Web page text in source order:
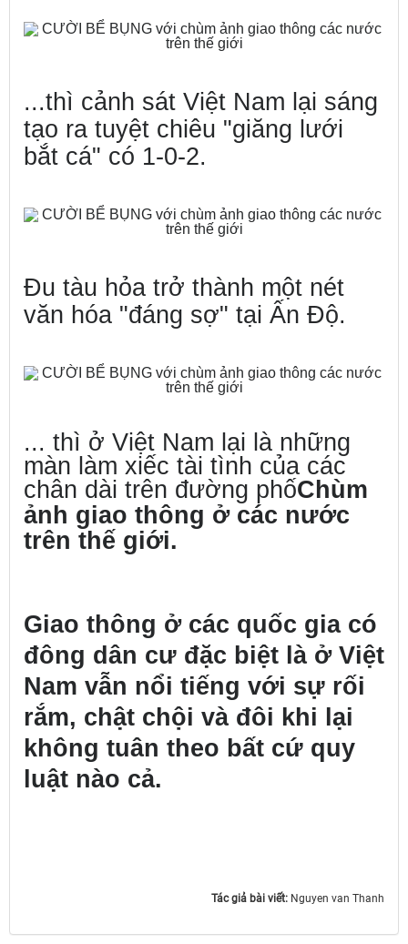
...thì cảnh sát Việt Nam lại sáng
tạo ra tuyệt chiêu "giăng lưới
bắt cá" có 1-0-2.
Đu tàu hỏa trở thành một nét
văn hóa "đáng sợ" tại Ấn Độ.
... thì ở Việt Nam lại là những
màn làm xiếc tài tình của các
chân dài trên đường phốChùm
ảnh giao thông ở các nước
trên thế giới.
Giao thông ở các quốc gia có
đông dân cư đặc biệt là ở Việt
Nam vẫn nổi tiếng với sự rối
rắm, chật chội và đôi khi lại
không tuân theo bất cứ quy
luật nào cả.
Tác giả bài viết: Nguyen van Thanh